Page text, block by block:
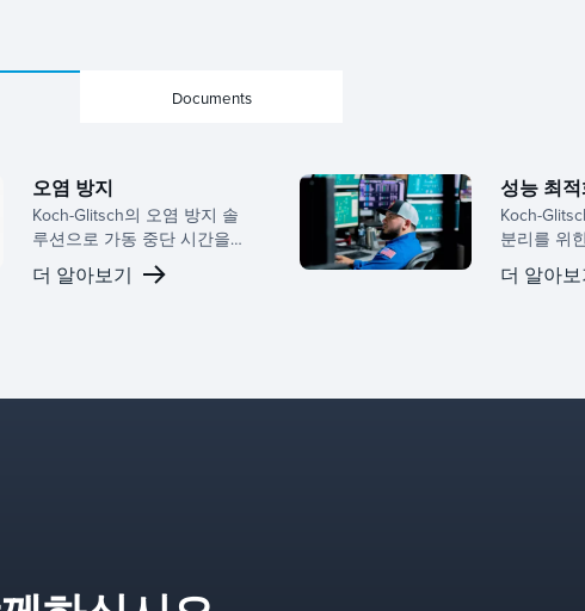
Documents
오염 방지
Koch-Glitsch의 오염 방지 솔
루션으로 가동 중단 시간을
줄이고 신뢰성을 향상시키
며, 오염 가능성을 완화하도
더 알아보기
성능 최
Koch-
분리를 위
로 공정 성
시오. 당사
선할 수 있
더 알아보